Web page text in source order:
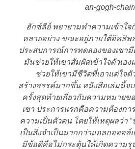
an-gogh-chair/
ฮักซ์ลีย์ พยายามทำความเข้าใ
หลายอย่าง ขณะอยู่ภายใต้อิทธิพ
ประสบการณ์การทดลองของเขา
มันช่วยให้เขาสัมผัสเข้าใจตัวเอ
ช่วยให้เขามีชีวิตที่เอาแต่ใจตั
สร้างสรรค์มากขึ้น หนังสือเล่มนี้จ
ครั้งสุดท้ายเกี่ยวกับความหมายข
เขา ประการแรกคือความต้องก
ความเป็นตัวตน โดยให้เหตุผลว่า
เป็นสิ่งจำเป็นมากกว่าแอลกอฮอล์
มีข้อดีคือไม่กระตุ้นให้เกิดความรุ